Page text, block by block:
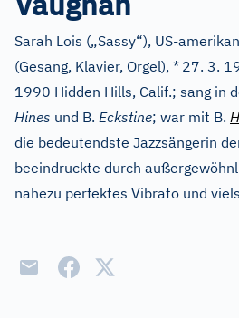
Sarah Lois („Sassy“), US-
(Gesang, Klavier, Orgel), * 27. 3.
1990 Hidden Hills, Calif.; sang in
Hines und B. Eckstine; war mit B.
die bedeutendste Jazzsängerin
beeindruckte durch
nahezu perfektes Vibrato und